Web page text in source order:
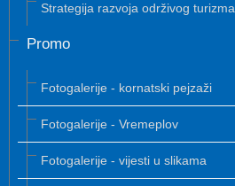
Strategija razvoja održivog turizma
Promo
Fotogalerije - kornatski pejzaži
Fotogalerije - Vremeplov
Fotogalerije - vijesti u slikama